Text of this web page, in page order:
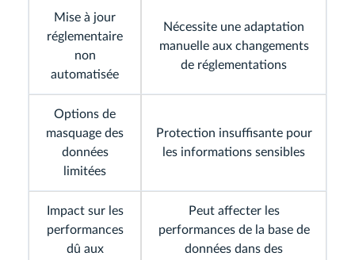
Mise à jour
réglementaire
non
automatisée
Nécessite une adaptation
manuelle aux changements
de réglementations
Options de
masquage des
données
limitées
Protection insuffisante pour
les informations sensibles
Impact sur les
performances
dû aux
Peut affecter les
performances de la base de
données dans des